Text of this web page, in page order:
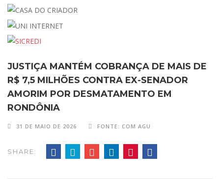
JUSTIÇA MANTÉM COBRANÇA DE MAIS DE
R$ 7,5 MILHÕES CONTRA EX-SENADOR
AMORIM POR DESMATAMENTO EM
RONDÔNIA
31 DE MAIO DE 2026 FONTE: COM AGU
SHARE: